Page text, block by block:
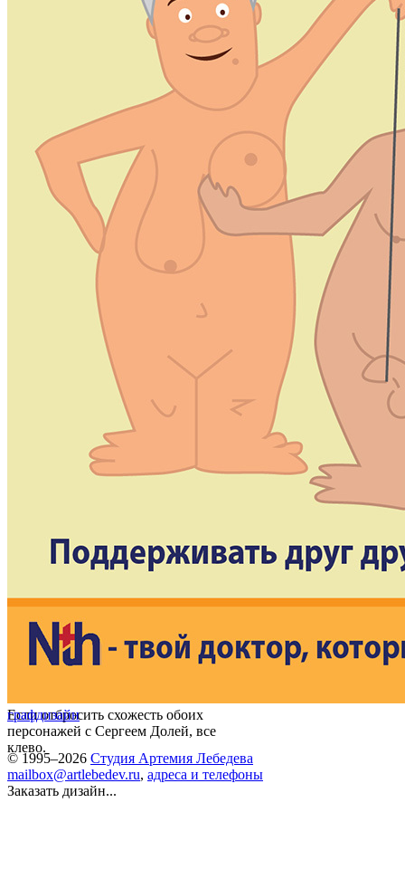
Если отбросить схожесть обоих
персонажей с Сергеем Долей, все
клево.
графдизайн
© 1995–2026 Студия Артемия Лебедева
mailbox@artlebedev.ru, адреса и телефоны
Заказать дизайн...